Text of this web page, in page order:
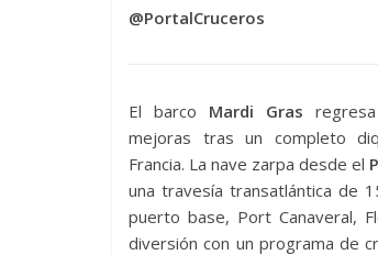
@PortalCruceros
El barco Mardi Gras
mejoras tras un completo
Francia. La nave zarpa desde el
una travesía transatlántica de
puerto base, Port Canaveral,
diversión con un programa de